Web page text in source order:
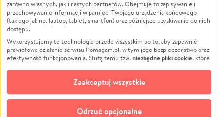
Pożar
Ukraina
Pomoc Finansowa
Projekty
Pogrzeb
Społeczność lokalna
Kultura
Wichura
NGO
Edukacja
Podróż
Impreza
Ochrona środowiska
Biznes
zarówno własnych, jak i naszych partnerów. Obejmuje to zapisywanie i
przechowywanie informacji w pamięci Twojego urządzenia końcowego
(takiego jak np. laptop, tablet, smartfon) oraz późniejsze uzyskiwanie do nich
dostępu.
Wykorzystujemy te technologie przede wszystkim po to, aby zapewnić
prawidłowe działanie serwisu Pomagam.pl, w tym jego bezpieczeństwo oraz
efektywność funkcjonowania. Służą temu tzw.niezbędne pliki cookie, które
opcjonalnych plików cookie
technologii do celów analitycznych i retargetingowych. Możesz wyrazić
zgodę na ich stosowanie lub jej odmówić. W dowolnym momencie masz
możliwość zmiany swoich preferencji na stronie „Zarządzaj zgodami cookie”,
do której link znajdziesz w stopce serwisu Pomagam.pl. Opcjonalne pliki
Odrzuć opcjonalne
Zaakceptuj wszystkie